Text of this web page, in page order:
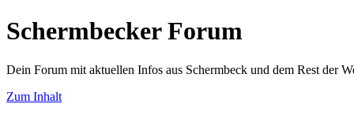
Schermbecker Forum
Dein Forum mit aktuellen Infos aus Schermbeck und dem Rest der
Zum Inhalt